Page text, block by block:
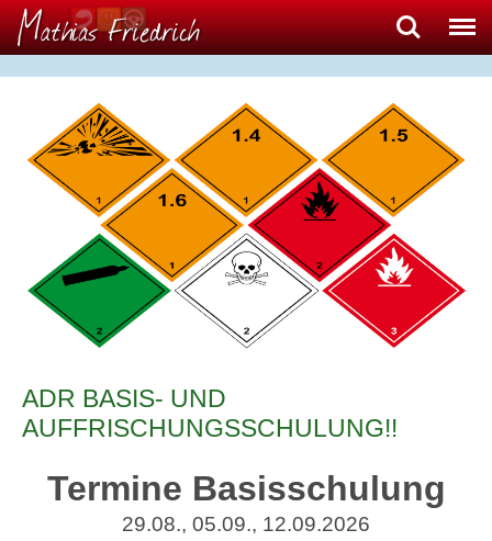
SearchMenu
ADR BASIS- UND
AUFFRISCHUNGSSCHULUNG!!
Termine Basisschulung
29.08., 05.09., 12.09.2026